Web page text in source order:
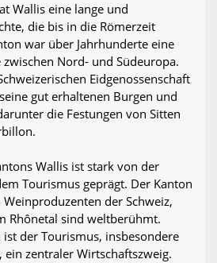
Wallis eine lange und
die bis in die Römerzeit
war über Jahrhunderte eine
Nord- und Südeuropa.
Eidgenossenschaft
gut erhaltenen Burgen und
die Festungen von Sitten
Wallis ist stark von der
Tourismus geprägt. Der Kanton
der Schweiz,
Rhônetal sind weltberühmt.
der Tourismus, insbesondere
zentraler Wirtschaftszweig.